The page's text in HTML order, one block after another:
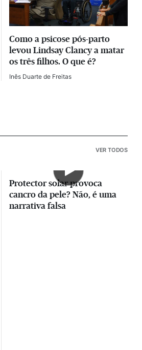
Como a psicose pós-parto
levou Lindsay Clancy a matar
os três filhos. O que é?
Inês Duarte de Freitas
VER TODOS
Protector solar provoca
cancro da pele? Não, é uma
narrativa falsa